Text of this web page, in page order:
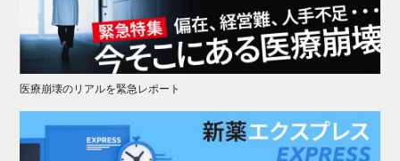
医療崩壊のリアルを緊急レポート